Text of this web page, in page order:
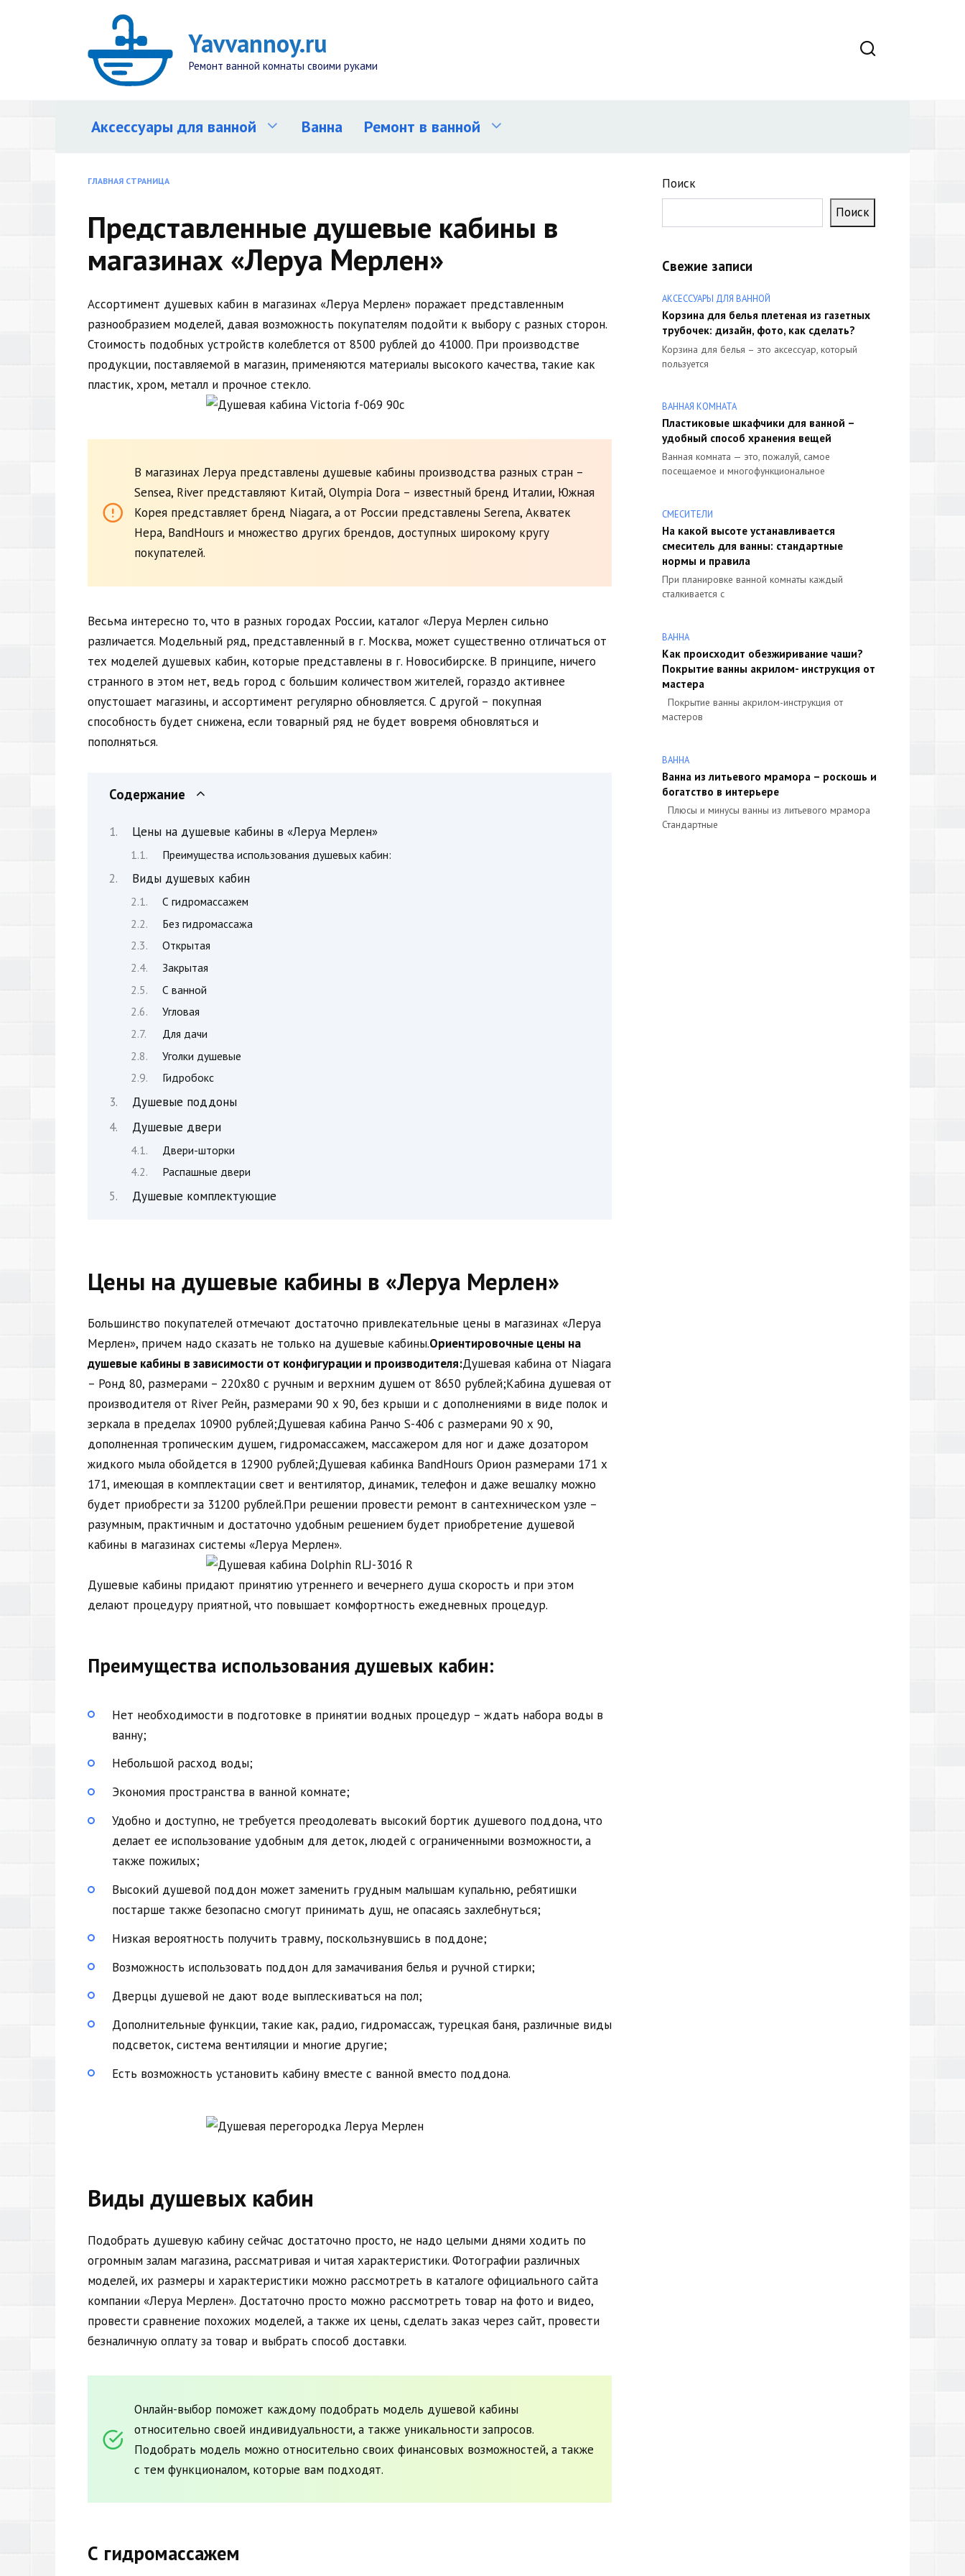
Yavvannoy.ru
Ремонт ванной комнаты своими руками
Аксессуары для ванной Ванна Ремонт в ванной
ГЛАВНАЯ СТРАНИЦА
Представленные душевые кабины в
магазинах «Леруа Мерлен»
Ассортимент душевых кабин в магазинах «Леруа Мерлен» поражает представленным
разнообразием моделей, давая возможность покупателям подойти к выбору с разных сторон.
Стоимость подобных устройств колеблется от 8500 рублей до 41000. При производстве
продукции, поставляемой в магазин, применяются материалы высокого качества, такие как
пластик, хром, металл и прочное стекло.
В магазинах Леруа представлены душевые кабины производства разных стран –
Sensea, River представляют Китай, Olympia Dora – известный бренд Италии, Южная
Корея представляет бренд Niagara, а от России представлены Serena, Акватек
Нера, BandHours и множество других брендов, доступных широкому кругу
покупателей.
Весьма интересно то, что в разных городах России, каталог «Леруа Мерлен сильно
различается. Модельный ряд, представленный в г. Москва, может существенно отличаться от
тех моделей душевых кабин, которые представлены в г. Новосибирске. В принципе, ничего
странного в этом нет, ведь город с большим количеством жителей, гораздо активнее
опустошает магазины, и ассортимент регулярно обновляется. С другой – покупная
способность будет снижена, если товарный ряд не будет вовремя обновляться и
пополняться.
Содержание
Цены на душевые кабины в «Леруа Мерлен»
Преимущества использования душевых кабин:
Виды душевых кабин
С гидромассажем
Без гидромассажа
Открытая
Закрытая
С ванной
Угловая
Для дачи
Уголки душевые
Гидробокс
Душевые поддоны
Душевые двери
Двери-шторки
Распашные двери
Душевые комплектующие
Цены на душевые кабины в «Леруа Мерлен»
Большинство покупателей отмечают достаточно привлекательные цены в магазинах «Леруа
Мерлен», причем надо сказать не только на душевые кабины.Ориентировочные цены на
душевые кабины в зависимости от конфигурации и производителя:Душевая кабина от Niagara
– Ронд 80, размерами – 220х80 с ручным и верхним душем от 8650 рублей;Кабина душевая от
производителя от River Рейн, размерами 90 х 90, без крыши и с дополнениями в виде полок и
зеркала в пределах 10900 рублей;Душевая кабина Ранчо S-406 с размерами 90 х 90,
дополненная тропическим душем, гидромассажем, массажером для ног и даже дозатором
жидкого мыла обойдется в 12900 рублей;Душевая кабинка BandHours Орион размерами 171 х
171, имеющая в комплектации свет и вентилятор, динамик, телефон и даже вешалку можно
будет приобрести за 31200 рублей.При решении провести ремонт в сантехническом узле –
разумным, практичным и достаточно удобным решением будет приобретение душевой
кабины в магазинах системы «Леруа Мерлен».
Душевые кабины придают принятию утреннего и вечернего душа скорость и при этом
делают процедуру приятной, что повышает комфортность ежедневных процедур.
Преимущества использования душевых кабин:
Нет необходимости в подготовке в принятии водных процедур – ждать набора воды в
ванну;
Небольшой расход воды;
Экономия пространства в ванной комнате;
Удобно и доступно, не требуется преодолевать высокий бортик душевого поддона, что
делает ее использование удобным для деток, людей с ограниченными возможности, а
также пожилых;
Высокий душевой поддон может заменить грудным малышам купальню, ребятишки
постарше также безопасно смогут принимать душ, не опасаясь захлебнуться;
Низкая вероятность получить травму, поскользнувшись в поддоне;
Возможность использовать поддон для замачивания белья и ручной стирки;
Дверцы душевой не дают воде выплескиваться на пол;
Дополнительные функции, такие как, радио, гидромассаж, турецкая баня, различные виды
подсветок, система вентиляции и многие другие;
Есть возможность установить кабину вместе с ванной вместо поддона.
Виды душевых кабин
Подобрать душевую кабину сейчас достаточно просто, не надо целыми днями ходить по
огромным залам магазина, рассматривая и читая характеристики. Фотографии различных
моделей, их размеры и характеристики можно рассмотреть в каталоге официального сайта
компании «Леруа Мерлен». Достаточно просто можно рассмотреть товар на фото и видео,
провести сравнение похожих моделей, а также их цены, сделать заказ через сайт, провести
безналичную оплату за товар и выбрать способ доставки.
Онлайн-выбор поможет каждому подобрать модель душевой кабины
относительно своей индивидуальности, а также уникальности запросов.
Подобрать модель можно относительно своих финансовых возможностей, а также
с тем функционалом, которые вам подходят.
С гидромассажем
Поиск
Поиск
Свежие записи
АКСЕССУАРЫ ДЛЯ ВАННОЙ
Корзина для белья плетеная из газетных
трубочек: дизайн, фото, как сделать?
Корзина для белья – это аксессуар, который
пользуется
ВАННАЯ КОМНАТА
Пластиковые шкафчики для ванной –
удобный способ хранения вещей
Ванная комната — это, пожалуй, самое
посещаемое и многофункциональное
СМЕСИТЕЛИ
На какой высоте устанавливается
смеситель для ванны: стандартные
нормы и правила
При планировке ванной комнаты каждый
сталкивается с
ВАННА
Как происходит обезжиривание чаши?
Покрытие ванны акрилом- инструкция от
мастера
Покрытие ванны акрилом-инструкция от
мастеров
ВАННА
Ванна из литьевого мрамора – роскошь и
богатство в интерьере
Плюсы и минусы ванны из литьевого мрамора
Стандартные